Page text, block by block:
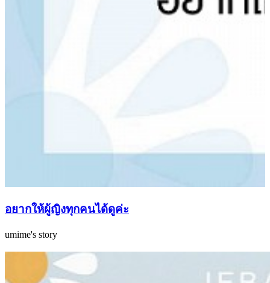
อยากให้ผู้ญิงทุกคนได้ดูค่ะ
umime's story